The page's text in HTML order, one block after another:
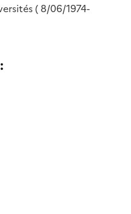
( 8/06/1974-